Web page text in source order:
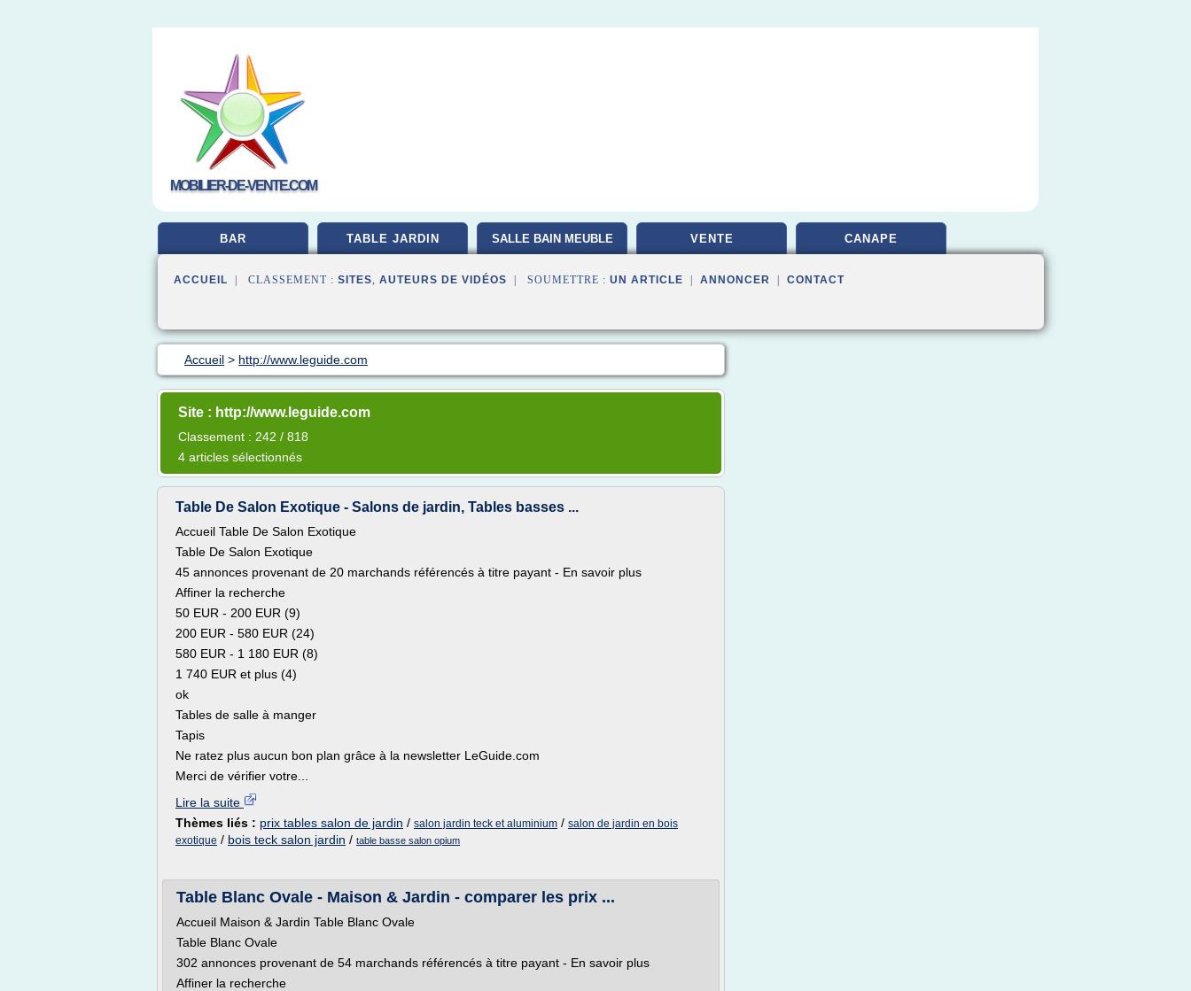
MOBILIER-DE-VENTE.COM
BAR TABLE JARDIN SALLE BAIN MEUBLE VENTE CANAPE
ACCUEIL | CLASSEMENT : SITES, AUTEURS DE VIDÉOS | SOUMETTRE : UN ARTICLE ANNONCER CONTACT
Accueil > http://www.leguide.com
Site : http://www.leguide.com
Classement : 242 / 818
4 articles sélectionnés
Table De Salon Exotique - Salons de jardin, Tables basses ...
Accueil Table De Salon Exotique
Table De Salon Exotique
45 annonces provenant de 20 marchands référencés à titre payant - En savoir plus
Affiner la recherche
50 EUR - 200 EUR (9)
200 EUR - 580 EUR (24)
580 EUR - 1 180 EUR (8)
1 740 EUR et plus (4)
ok
Tables de salle à manger
Tapis
Ne ratez plus aucun bon plan grâce à la newsletter LeGuide.com
Merci de vérifier votre...
Lire la suite
Thèmes liés : prix tables salon de jardin / salon jardin teck et aluminium / salon de jardin en bois
exotique / bois teck salon jardin / table basse salon opium
Table Blanc Ovale - Maison & Jardin - comparer les prix ...
Accueil Maison & Jardin Table Blanc Ovale
Table Blanc Ovale
302 annonces provenant de 54 marchands référencés à titre payant - En savoir plus
Affiner la recherche